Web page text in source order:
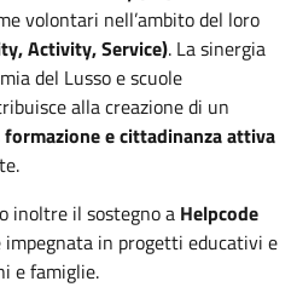
volontari nell’ambito del loro
Activity, Service). La sinergia
del Lusso e scuole
alla creazione di un
e cittadinanza attiva
inoltre il sostegno a Helpcode
impegnata in progetti educativi e
e famiglie.